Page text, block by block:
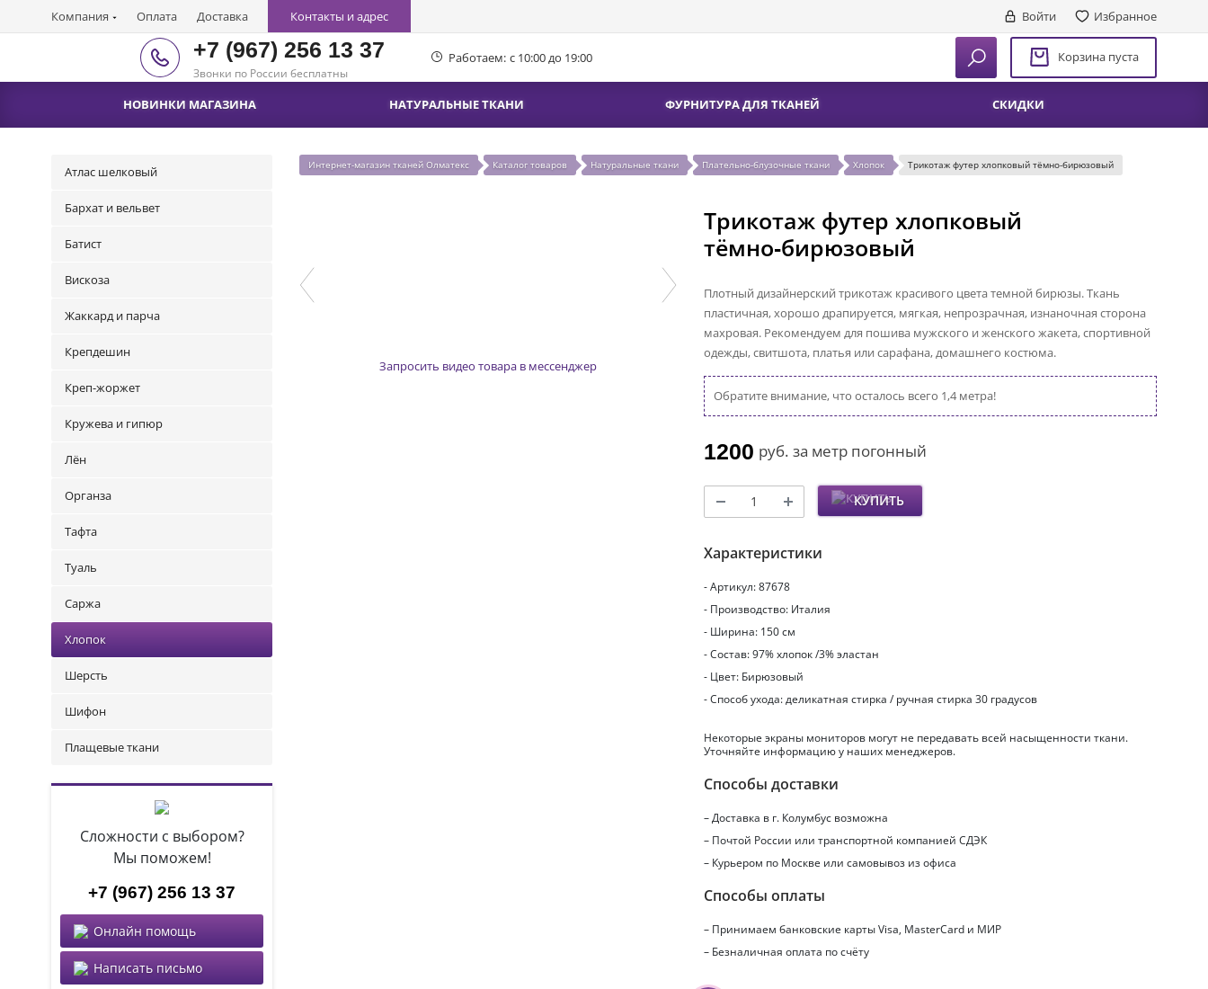
Компания Оплата Доставка Контакты и адрес Войти Избранное
+7 (967) 256 13 37
Звонки по России бесплатны
Работаем: с 10:00 до 19:00 Корзина пуста
НОВИНКИ МАГАЗИНА НАТУРАЛЬНЫЕ ТКАНИ ФУРНИТУРА ДЛЯ ТКАНЕЙ СКИДКИ
Атлас шелковый
Бархат и вельвет
Батист
Вискоза
Жаккард и парча
Крепдешин
Креп-жоржет
Кружева и гипюр
Лён
Органза
Тафта
Туаль
Саржа
Хлопок
Шерсть
Шифон
Плащевые ткани
Сложности с выбором?
Мы поможем!
+7 (967) 256 13 37
Онлайн помощь
Написать письмо
Интернет-магазин тканей Олматекс Каталог товаров Натуральные ткани Плательно-блузочные ткани Хлопок Трикотаж футер хлопковый тёмно-бирюзовый
Запросить видео товара в мессенджер
Трикотаж футер хлопковый
тёмно-бирюзовый
Плотный дизайнерский трикотаж красивого цвета темной бирюзы. Ткань
пластичная, хорошо драпируется, мягкая, непрозрачная, изнаночная сторона
махровая. Рекомендуем для пошива мужского и женского жакета, спортивной
одежды, свитшота, платья или сарафана, домашнего костюма.
Обратите внимание, что осталось всего 1,4 метра!
1200 руб. за метр погонный
КУПИТЬ
Характеристики
- Артикул: 87678
- Производство: Италия
- Ширина: 150 см
- Состав: 97% хлопок /3% эластан
- Цвет: Бирюзовый
- Способ ухода: деликатная стирка / ручная стирка 30 градусов
Некоторые экраны мониторов могут не передавать всей насыщенности ткани.
Уточняйте информацию у наших менеджеров.
Способы доставки
– Доставка в г. Колумбус возможна
– Почтой России или транспортной компанией СДЭК
– Курьером по Москве или самовывоз из офиса
Способы оплаты
– Принимаем банковские карты Visa, MasterCard и МИР
– Безналичная оплата по счёту